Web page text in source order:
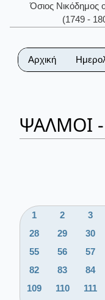
Όσιος Νικόδημος ο
(1749 -
Αρχική
ΨΑΛΜΟΙ
1 2 3
28
29 30
55
56 57
82
83 84
109
110 111